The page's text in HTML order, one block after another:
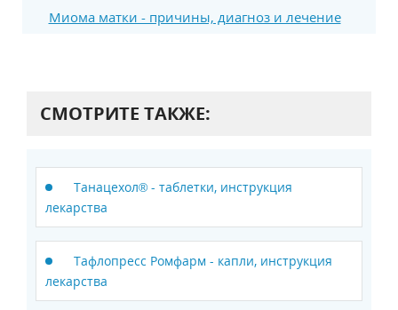
Миома матки - причины, диагноз и лечение
СМОТРИТЕ ТАКЖЕ:
Танацехол® - таблетки, инструкция
лекарства
Тафлопресс Ромфарм - капли, инструкция
лекарства